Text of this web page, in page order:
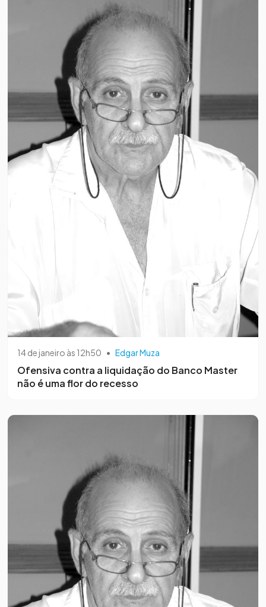
14 de janeiro às 12h50 • Edgar Muza
Ofensiva contra a liquidação do Banco Master
não é uma flor do recesso